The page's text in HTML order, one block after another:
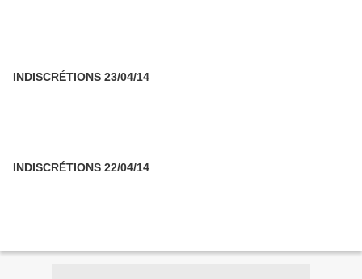
INDISCRÉTIONS 23/04/14
INDISCRÉTIONS 22/04/14